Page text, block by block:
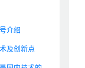
介绍
及创新点